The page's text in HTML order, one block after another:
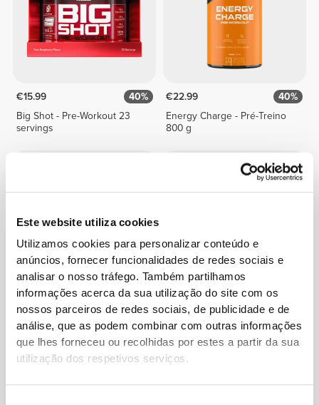
Este website utiliza cookies
Utilizamos cookies para personalizar conteúdo e
anúncios, fornecer funcionalidades de redes sociais e
analisar o nosso tráfego. Também partilhamos
informações acerca da sua utilização do site com os
nossos parceiros de redes sociais, de publicidade e de
análise, que as podem combinar com outras informações
que lhes forneceu ou recolhidas por estes a partir da sua
utilização dos respetivos serviços.
€15.99
40%
Big Shot - Pre-Workout 23
servings
€22.99
40%
Energy Charge - Pré-Treino
800 g
€2.99 €3.99
25%
8 x Keto Brew - Café Solúvel
4 g
€19.99
Big Shot - Pre-Workout 100
caps